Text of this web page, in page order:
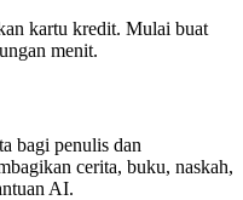
kartu kredit. Mulai buat
menit.
bagi penulis dan
cerita, buku, naskah,
AI.